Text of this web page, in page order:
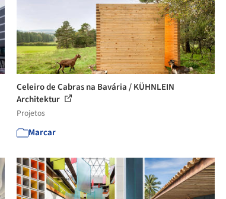
Celeiro de Cabras na Bavária / KÜHNLEIN
Architektur
Projetos
Marcar